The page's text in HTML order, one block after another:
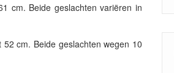
cm. Beide geslachten variëren in
cm. Beide geslachten wegen 10